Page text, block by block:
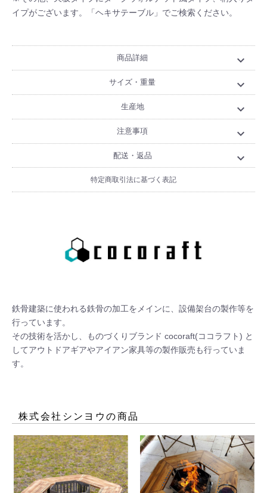
イプがございます。「ヘキサテーブル」でご検索ください。
商品詳細 expand_more
サイズ・重量 expand_more
生産地 expand_more
注意事項 expand_more
配送・返品 expand_more
特定商取引法に基づく表記
鉄骨建築に使われる鉄骨の加工をメインに、設備架台の製作等を
行っています。
その技術を活かし、ものづくりブランド cocoraft(ココラフト) と
してアウトドアギアやアイアン家具等の製作販売も行っていま
す。
株式会社シンヨウの商品